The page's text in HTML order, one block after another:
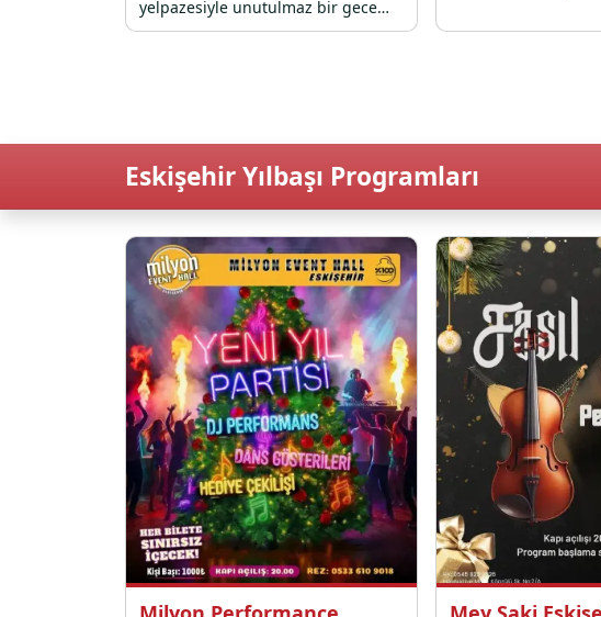
yelpazesiyle unutulmaz bir gece
vadediyor.
Eskişehir Yılbaşı Programları